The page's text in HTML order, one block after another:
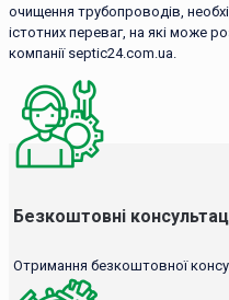
очищення трубопроводів,
істотних переваг, на які може
компанії septic24.com.ua.
Безкоштовні
Отримання безкоштовної